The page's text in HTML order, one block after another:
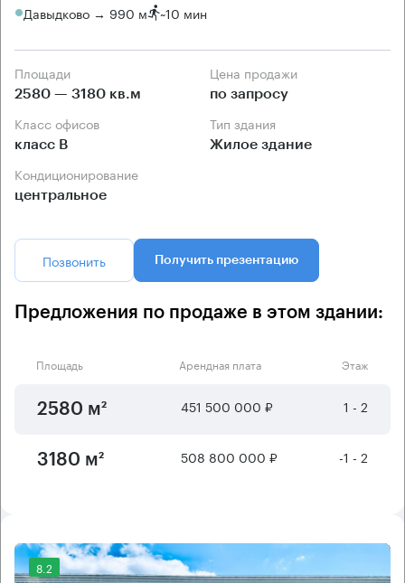
Давыдково → 990 м ~10 мин
Площади
2580 — 3180 кв.м
Цена продажи
по запросу
Класс офисов
класс B
Тип здания
Жилое здание
Кондиционирование
центральное
Позвонить Получить презентацию
Предложения по продаже в этом здании:
Площадь Арендная плата Этаж
2580 м² 451 500 000 ₽ 1 - 2
3180 м² 508 800 000 ₽ -1 - 2
8.2